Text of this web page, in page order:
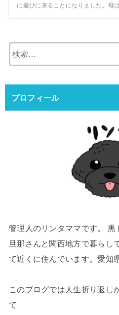
に遊びに来ることになりました。母は
プロフィール
管理人のリンタママです。 黒
旦那さんと関西地方で暮らし
て近くに住んでいます。愛知
このブログでは人生折り返し
て